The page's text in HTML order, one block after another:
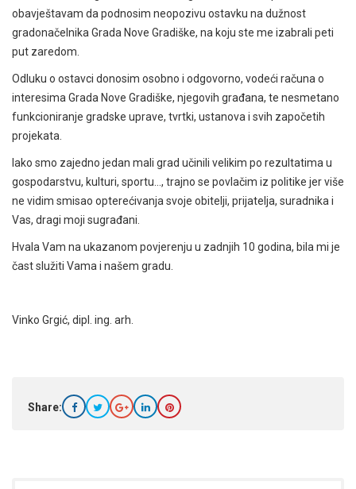
obavještavam da podnosim neopozivu ostavku na dužnost
gradonačelnika Grada Nove Gradiške, na koju ste me izabrali peti
put zaredom.
Odluku o ostavci donosim osobno i odgovorno, vodeći računa o
interesima Grada Nove Gradiške, njegovih građana, te nesmetano
funkcioniranje gradske uprave, tvrtki, ustanova i svih započetih
projekata.
Iako smo zajedno jedan mali grad učinili velikim po rezultatima u
gospodarstvu, kulturi, sportu…, trajno se povlačim iz politike jer više
ne vidim smisao opterećivanja svoje obitelji, prijatelja, suradnika i
Vas, dragi moji sugrađani.
Hvala Vam na ukazanom povjerenju u zadnjih 10 godina, bila mi je
čast služiti Vama i našem gradu.
Vinko Grgić, dipl. ing. arh.
Share: